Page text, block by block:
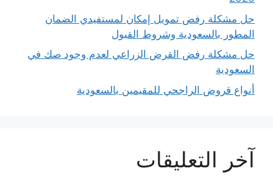
حل مشكلة رفض تمويل إمكان لمستفيدي الضمان
المطور بالسعودية وشروط القبول
حل مشكلة رفض القرض الزراعي لعدم وجود صك في
السعودية
أنواع قروض الراجحي للمقيمين بالسعودية
آخر التعليقات